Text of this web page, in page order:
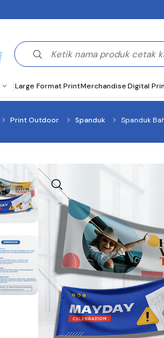
Large Format PrintMerchandiseDigital
Print Outdoor Spanduk Spanduk